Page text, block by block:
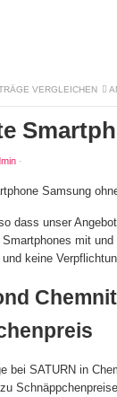
VERGLEICHEN
·
dass unser
mit
und keine
bei SATURN in